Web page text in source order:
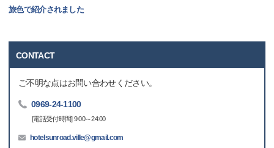
旅色で紹介されました
CONTACT
ご不明な点はお問い合わせください。
0969-24-1100
[電話受付時間] 9:00～24:00
hotelsunroad.ville@gmail.com